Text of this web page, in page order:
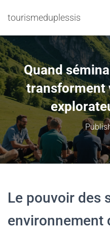
tourismeduplessis
Quand
transforment
Le pouvoir des
environnement